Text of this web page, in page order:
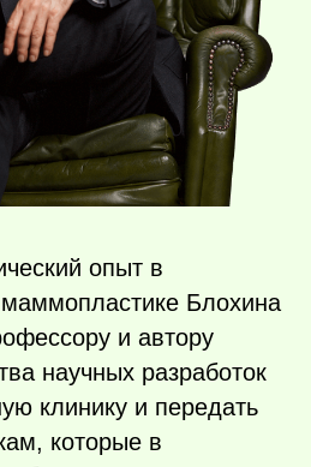
опыт в
маммопластике Блохина
и автору
научных разработок
клинику и передать
которые в